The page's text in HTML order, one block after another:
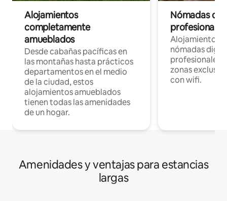
Alojamientos
completamente
amueblados
Desde cabañas pacíficas en
las montañas hasta prácticos
departamentos en el medio
de la ciudad, estos
alojamientos amueblados
tienen todas las amenidades
de un hogar.
Nómadas
Alojamientos
nómadas
profesionales
zonas
con wifi.
Amenidades y ventajas para estancias
largas